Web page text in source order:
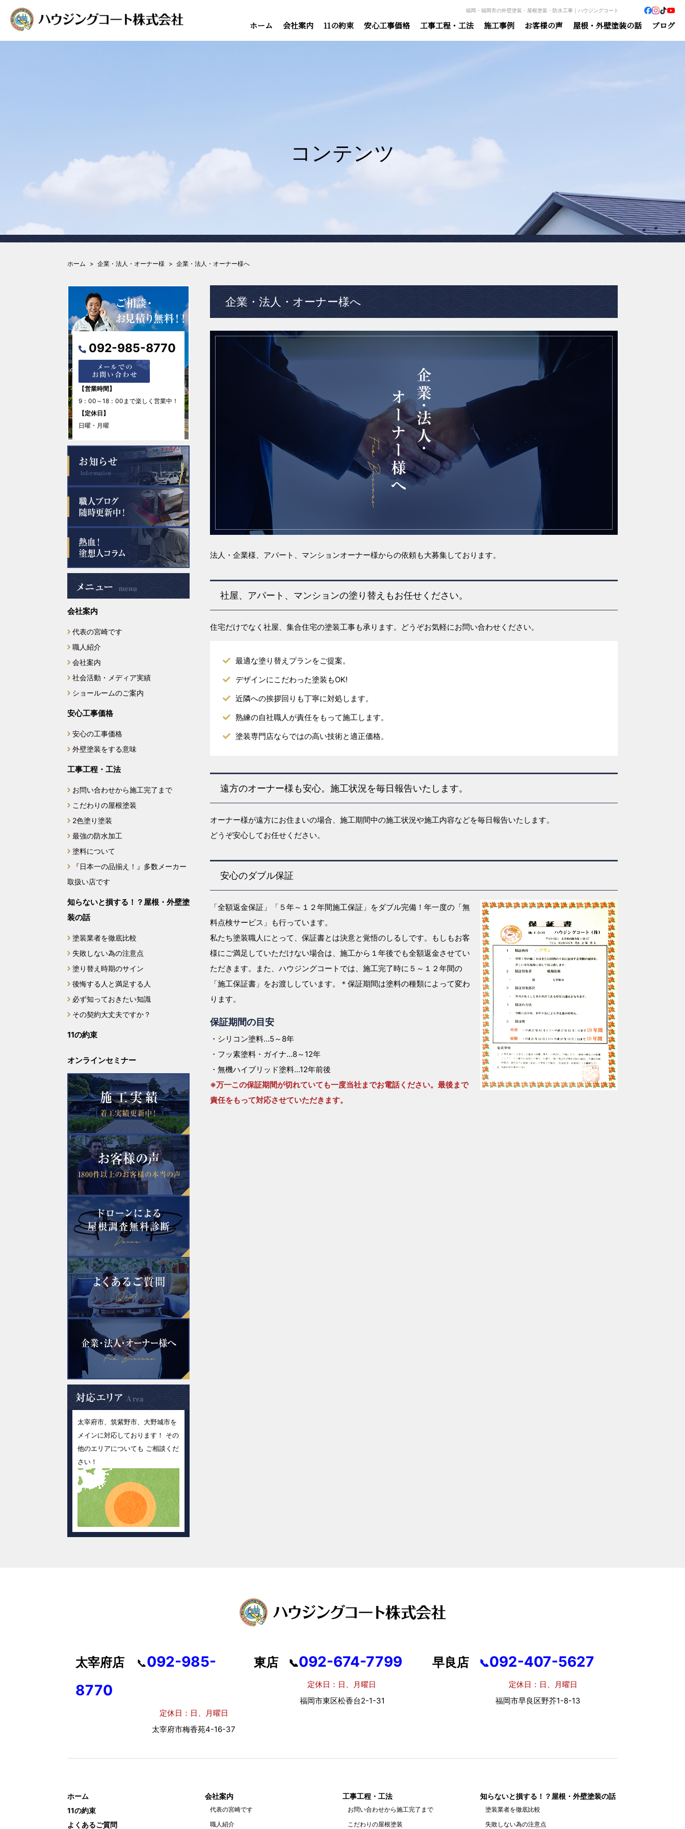
福岡・福岡市の外壁塗装・屋根塗装・防水工事｜ハウジングコート
ホーム 会社案内 11の約束 安心工事価格 工事工程・工法 施工事例 お客様の声 屋根・外壁塗装の話 ブログ
コンテンツ
ホーム 企業・法人・オーナー様 企業・法人・オーナー様へ
企業・法人・オーナー様へ
法人・企業様、アパート、マンションオーナー様からの依頼も大募集しております。
社屋、アパート、マンションの塗り替えもお任せください。
住宅だけでなく社屋、集合住宅の塗装工事も承ります。どうぞお気軽にお問い合わせください。
最適な塗り替えプランをご提案。
デザインにこだわった塗装もOK!
近隣への挨拶回りも丁寧に対処します。
熟練の自社職人が責任をもって施工します。
塗装専門店ならではの高い技術と適正価格。
遠方のオーナー様も安心。施工状況を毎日報告いたします。
オーナー様が遠方にお住まいの場合、施工期間中の施工状況や施工内容などを毎日報告いたします。
どうぞ安心してお任せください。
安心のダブル保証
「全額返金保証」「５年～１２年間施工保証」をダブル完備！年一度の「無
料点検サービス」も行っています。
私たち塗装職人にとって、保証書とは決意と覚悟のしるしです。もしもお客
様にご満足していただけない場合は、施工から１年後でも全額返金させてい
ただきます。また、ハウジングコートでは、施工完了時に５～１２年間の
「施工保証書」をお渡ししています。＊保証期間は塗料の種類によって変わ
ります。
保証期間の目安
・シリコン塗料…5～8年
・フッ素塗料・ガイナ…8～12年
・無機ハイブリッド塗料…12年前後
※万一この保証期間が切れていても一度当社までお電話ください。最後まで
責任をもって対応させていただきます。
092-985-8770
【営業時間】
9：00～18：00まで楽しく営業中！
【定休日】
日曜・月曜
会社案内
代表の宮崎です
職人紹介
会社案内
社会活動・メディア実績
ショールームのご案内
安心工事価格
安心の工事価格
外壁塗装をする意味
工事工程・工法
お問い合わせから施工完了まで
こだわりの屋根塗装
2色塗り塗装
最強の防水加工
塗料について
『日本一の品揃え！』多数メーカー
取扱い店です
知らないと損する！？屋根・外壁塗
装の話
塗装業者を徹底比較
失敗しない為の注意点
塗り替え時期のサイン
後悔する人と満足する人
必ず知っておきたい知識
その契約大丈夫ですか？
11の約束
オンラインセミナー
太宰府市、筑紫野市、大野城市を
メインに対応しております！ その
他のエリアについても ご相談くだ
さい！
太宰府店 📞092-985-
8770
定休日：日、月曜日
太宰府市梅香苑4-16-37
東店 📞092-674-7799
定休日：日、月曜日
福岡市東区松香台2-1-31
早良店 📞092-407-5627
定休日：日、月曜日
福岡市早良区野芥1-8-13
ホーム
11の約束
よくあるご質問
会社案内
代表の宮崎です
職人紹介
工事工程・工法
お問い合わせから施工完了まで
こだわりの屋根塗装
知らないと損する！？屋根・外壁塗装の話
塗装業者を徹底比較
失敗しない為の注意点